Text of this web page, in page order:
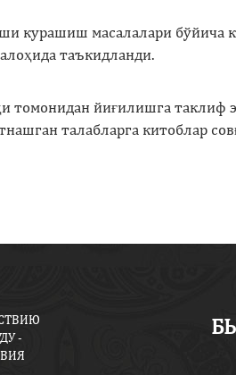
курашиш масалалари
таъкидланди.
томонидан йиғилишга
талабларга китоблар
-